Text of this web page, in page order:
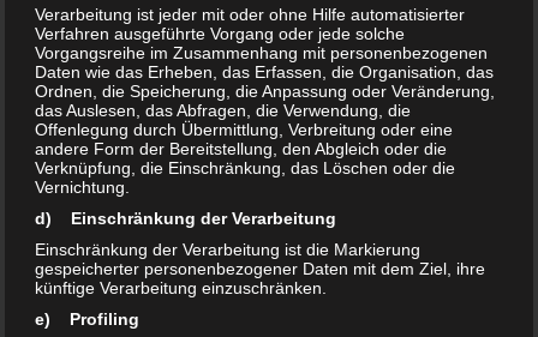
Teilen mit:
Drucken E-Mail
Ähnliche Beiträge
Auszüge – GWA-NeuOlvenstedt
am 29.1.25
14. Februar 2025
Protokollentwurf GWA vom
23. Januar 2024
GWA-Gruppe „Neu-Olvenstedt“
lädt ein am 12.2.2020 ab
17:30Uhr
Verarbeitung ist jeder mit oder ohne Hilfe automatisierter
Verfahren ausgeführte Vorgang oder jede solche
Vorgangsreihe im Zusammenhang mit personenbezogenen
Daten wie das Erheben, das Erfassen, die Organisation, das
Ordnen, die Speicherung, die Anpassung oder Veränderung,
das Auslesen, das Abfragen, die Verwendung, die
Offenlegung durch Übermittlung, Verbreitung oder eine
andere Form der Bereitstellung, den Abgleich oder die
Verknüpfung, die Einschränkung, das Löschen oder die
Vernichtung.
d) Einschränkung der Verarbeitung
Einschränkung der Verarbeitung ist die Markierung
gespeicherter personenbezogener Daten mit dem Ziel, ihre
künftige Verarbeitung einzuschränken.
e) Profiling